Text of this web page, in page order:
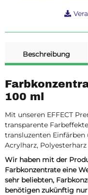
Beschreibung
100 ml
Mit unseren EFFECT
transparente
transluzenten Einfärben
Acrylharz,
Wir haben mit der
Farbkonzentrate eine
sehr beliebten,
benötigen zukünftig nur